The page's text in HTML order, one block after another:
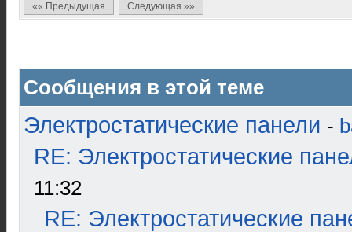
«« Предыдущая Следующая »»
Сообщения в этой теме
Электростатические панели -
RE: Электростатические
11:32
RE: Электростатические